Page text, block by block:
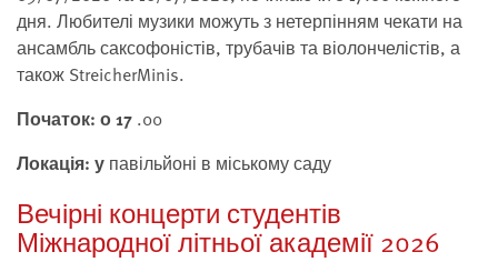
дня. Любителі музики можуть з нетерпінням чекати на
ансамбль саксофоністів, трубачів та віолончелістів, а
також StreicherMinis.
Початок: о 17 .00
Локація: у павільйоні в міському саду
Вечірні концерти студентів
Міжнародної літньої академії 2026